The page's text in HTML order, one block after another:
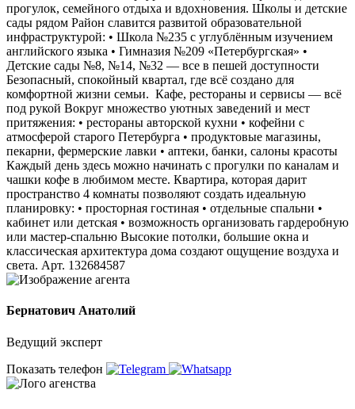
прогулок, семейного отдыха и вдохновения. Школы и детские
сады рядом Район славится развитой образовательной
инфраструктурой: • Школа №235 с углублённым изучением
английского языка • Гимназия №209 «Петербургская» •
Детские сады №8, №14, №32 — все в пешей доступности
Безопасный, спокойный квартал, где всё создано для
комфортной жизни семьи. ️ Кафе, рестораны и сервисы — всё
под рукой Вокруг множество уютных заведений и мест
притяжения: • рестораны авторской кухни • кофейни с
атмосферой старого Петербурга • продуктовые магазины,
пекарни, фермерские лавки • аптеки, банки, салоны красоты
Каждый день здесь можно начинать с прогулки по каналам и
чашки кофе в любимом месте. Квартира, которая дарит
пространство 4 комнаты позволяют создать идеальную
планировку: • просторная гостиная • отдельные спальни •
кабинет или детская • возможность организовать гардеробную
или мастер‑спальню Высокие потолки, большие окна и
классическая архитектура дома создают ощущение воздуха и
света. Арт. 132684587
Бернатович Анатолий
Ведущий эксперт
Показать телефон